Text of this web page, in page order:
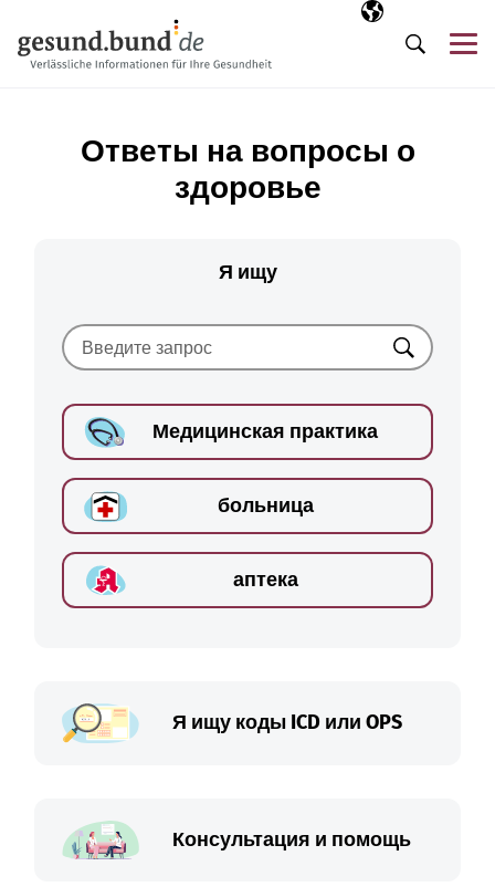
Выбранный
RU
Поиск
Ответы на вопросы о
здоровье
Я ищу
Искать
Медицинская практика
больница
аптека
Я ищу коды ICD или OPS
Консультация и помощь